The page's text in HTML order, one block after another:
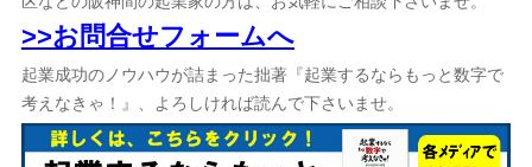
>>お問合せフォームへ
起業成功のノウハウが詰まった拙著『起業するならもっと数字で
考えなきゃ！』、よろしければ読んで下さいませ。